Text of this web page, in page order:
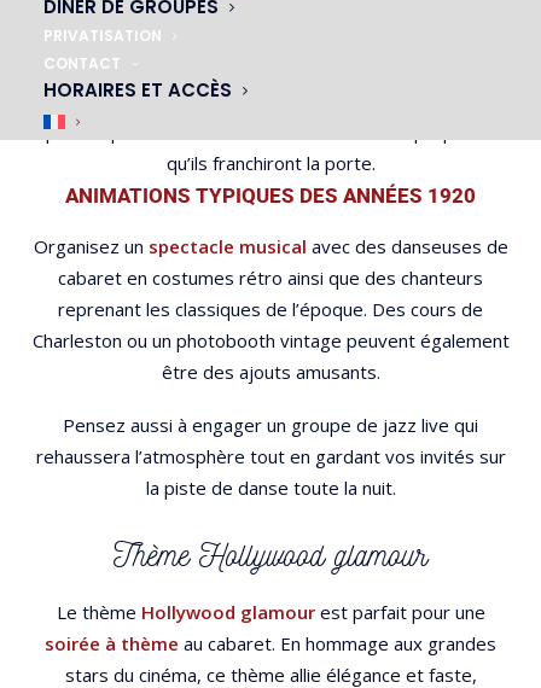
DÎNER DE GROUPES
PRIVATISATION
CONTACT
HORAIRES ET ACCÈS
romantisme.
Intégrez également des affiches vintage et des photos
de stars des années 20. Cela créera un cadre historique
qui transportera vos invités dans une autre époque dès
qu’ils franchiront la porte.
ANIMATIONS TYPIQUES DES ANNÉES 1920
Organisez un spectacle musical avec des danseuses de
cabaret en costumes rétro ainsi que des chanteurs
reprenant les classiques de l’époque. Des cours de
Charleston ou un photobooth vintage peuvent également
être des ajouts amusants.
Pensez aussi à engager un groupe de jazz live qui
rehaussera l’atmosphère tout en gardant vos invités sur
la piste de danse toute la nuit.
Thème Hollywood glamour
Le thème Hollywood glamourest parfait pour une
soirée à thème au cabaret. En hommage aux grandes
stars du cinéma, ce thème allie élégance et faste,